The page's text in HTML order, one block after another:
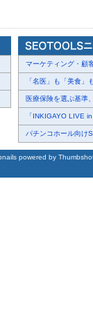
者に対しての社会
デューサー）や、
ッド」（樽谷大助
チナ、イスラエル
督が“価値観の違う
す。
マーケティング・顧
「名医」も「美食」
医療保険を選ぶ基準
「INKIGAYO LIVE
パチンコホール向け
powered by